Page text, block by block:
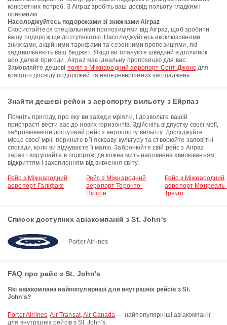
конкретних потреб. З Airpaz зробіть ваш досвід польоту гладким і
приємним.
Насолоджуйтесь подорожами зі знижками Airpaz
Скористайтеся спеціальними пропозиціями від Airpaz, щоб зробити
вашу подорож ще доступнішою. Насолоджуйтесь ексклюзивними
знижками, акційними тарифами та сезонними пропозиціями, які
задовольняють ваш бюджет. Якщо ви плануєте швидкий відпочинок
або далекі пригоди, Airpaz має ідеальну пропозицію для вас.
Замовляйте дешеві політ з Міжнародний аеропорт Сент-Джонс для
кращого досвіду подорожей та неперевершених заощаджень.
Знайти дешеві рейси з аеропорту вильоту з Ейрпаз
Почніть пригоду, про яку ви завжди мріяли, і дозвольте вашій
пристрасті вести вас до нових горизонтів. Здійсніть відпустку своєї мрії,
забронювавши доступний рейс з аеропорту вильоту. Досліджуйте
місце своєї мрії, пориньте в її яскраву культуру та створюйте заповітні
спогади, коли ви відчуваєте її магію. Забронюйте свій рейс з Airpaz
зараз і вирушайте в подорож, де кожна мить наповнена хвилюванням,
відкриттям і захопленням від вивчення світу.
Рейс з Міжнародний
аеропорт Галіфакс
Рейс з Міжнародний
аеропорт Торонто-
Пірсон
Рейс з Міжнародний
аеропорт Монреаль-
Трюдо
Список доступних авіакомпаній з St. John's
Porter Airlines
FAQ про рейс з St. John's
Які авіакомпанії найпопулярніші для внутрішніх рейсів з St.
John's?
Porter Airlines,Air Transat,Air Canada — найпопулярніші авіакомпанії
для внутрішніх рейсів з St. John's.